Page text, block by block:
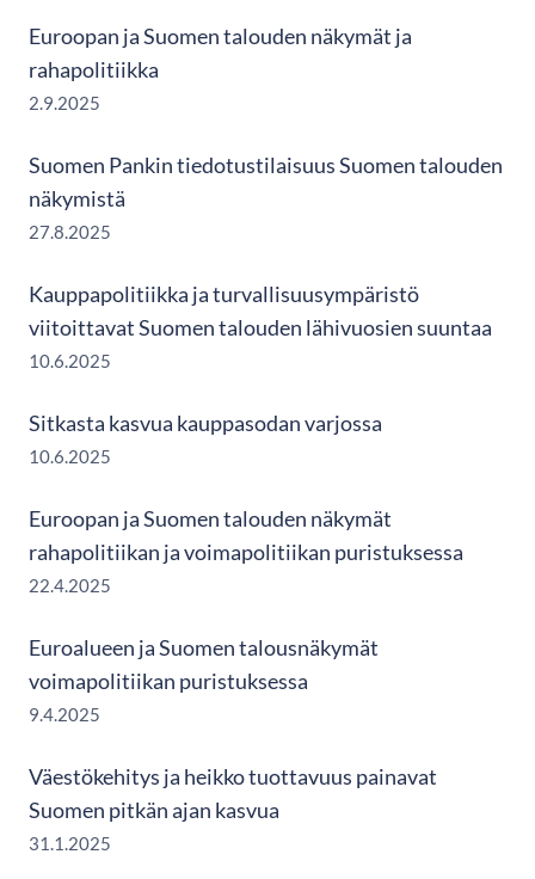
Euroopan ja Suomen talouden näkymät ja
rahapolitiikka
2.9.2025
Suomen Pankin tiedotustilaisuus Suomen talouden
näkymistä
27.8.2025
Kauppapolitiikka ja turvallisuusympäristö
viitoittavat Suomen talouden lähivuosien suuntaa
10.6.2025
Sitkasta kasvua kauppasodan varjossa
10.6.2025
Euroopan ja Suomen talouden näkymät
rahapolitiikan ja voimapolitiikan puristuksessa
22.4.2025
Euroalueen ja Suomen talousnäkymät
voimapolitiikan puristuksessa
9.4.2025
Väestökehitys ja heikko tuottavuus painavat
Suomen pitkän ajan kasvua
31.1.2025